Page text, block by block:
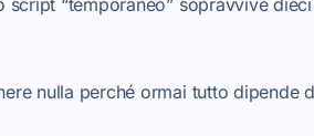
nulla perché ormai tutto dipende